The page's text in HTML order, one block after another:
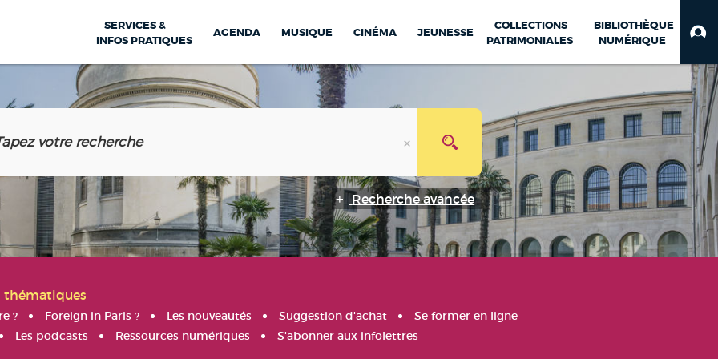
SERVICES &
INFOS PRATIQUES
AGENDA MUSIQUE CINÉMA JEUNESSE
COLLECTIONS
PATRIMONIALES
BIBLIOTHÈQUE
NUMÉRIQUE
Recherche avancée
thématiques
? Foreign in Paris ? Les nouveautés Suggestion d'achat
Se former en ligne
Les podcasts Ressources numériques S'abonner aux infolettres